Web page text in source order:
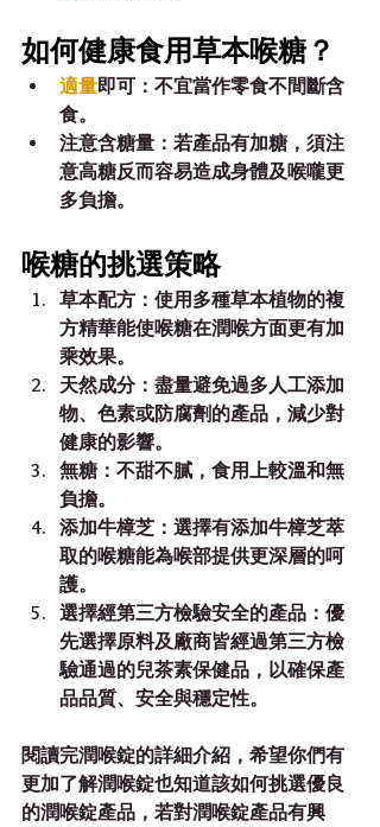
如何健康食用草本喉糖？
適量即可：不宜當作零食不間斷含
食。
注意含糖量：若產品有加糖，須注
意高糖反而容易造成身體及喉嚨更
多負擔。
喉糖的挑選策略
草本配方：使用多種草本植物的複
方精華能使喉糖在潤喉方面更有加
乘效果。
天然成分：盡量避免過多人工添加
物、色素或防腐劑的產品，減少對
健康的影響。
無糖：不甜不膩，食用上較溫和無
負擔。
添加牛樟芝：選擇有添加牛樟芝萃
取的喉糖能為喉部提供更深層的呵
護。
選擇經第三方檢驗安全的產品：優
先選擇原料及廠商皆經過第三方檢
驗通過的兒茶素保健品，以確保產
品品質、安全與穩定性。
閱讀完潤喉錠的詳細介紹，希望你們有
更加了解潤喉錠也知道該如何挑選優良
的潤喉錠產品，若對潤喉錠產品有興